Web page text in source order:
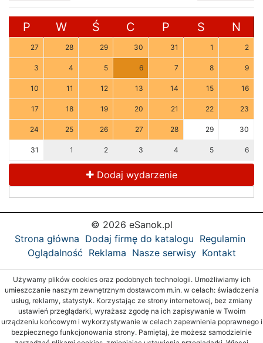
P W Ś C P S N
27 28 29 30 31 1 2
3 4 5 6 7 8 9
10 11 12 13 14 15 16
17 18 19 20 21 22 23
24 25 26 27 28 29 30
31 1 2 3 4 5 6
Dodaj wydarzenie
© 2026 eSanok.pl
Strona główna Dodaj firmę do katalogu Regulamin
Oglądalność Reklama Nasze serwisy Kontakt
Używamy plików cookies oraz podobnych technologii. Umożliwiamy ich
umieszczanie naszym zewnętrznym dostawcom m.in. w celach: świadczenia
usług, reklamy, statystyk. Korzystając ze strony internetowej, bez zmiany
ustawień przeglądarki, wyrażasz zgodę na ich zapisywanie w Twoim
urządzeniu końcowym i wykorzystywanie w celach zapewnienia poprawnego i
bezpiecznego funkcjonowania strony. Pamiętaj, że możesz samodzielnie